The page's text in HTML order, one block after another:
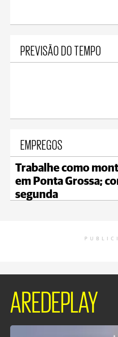
PREVISÃO DO TEMPO
EMPREGOS
Trabalhe como
em Ponta Grossa;
segunda
AREDEPLAY